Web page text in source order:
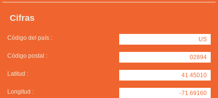
Cifras
Código del país : US
Código postal : 02894
Latitud : 41.45010
Longitud : -71.69160